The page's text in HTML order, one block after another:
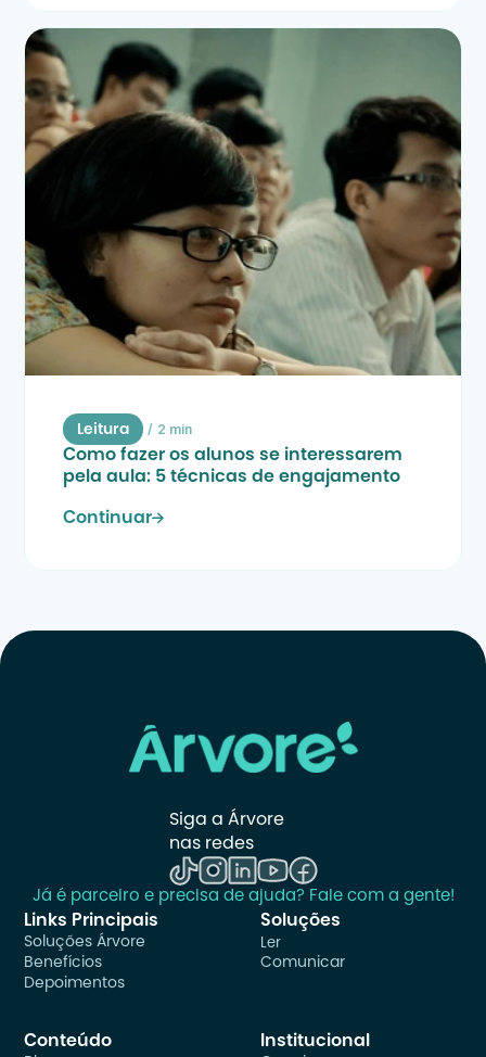
Leitura / 2 min
Como fazer os alunos se interessarem
pela aula: 5 técnicas de engajamento
Continuar
Siga a Árvore
nas redes
Já é parceiro e precisa de ajuda? Fale com a gente!
Links Principais
Soluções Árvore
Benefícios
Depoimentos
Soluções
Ler
Comunicar
Conteúdo Institucional